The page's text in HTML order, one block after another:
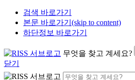
검색 바로가기
본문 바로가기(skip to content)
하단정보 바로가기
무엇을 찾고 계세요?
닫기